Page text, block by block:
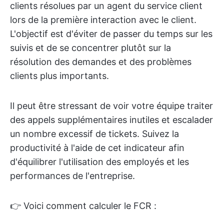
clients résolues par un agent du service client
lors de la première interaction avec le client.
L'objectif est d'éviter de passer du temps sur les
suivis et de se concentrer plutôt sur la
résolution des demandes et des problèmes
clients plus importants.
Il peut être stressant de voir votre équipe traiter
des appels supplémentaires inutiles et escalader
un nombre excessif de tickets. Suivez la
productivité à l'aide de cet indicateur afin
d'équilibrer l'utilisation des employés et les
performances de l'entreprise.
👉 Voici comment calculer le FCR :